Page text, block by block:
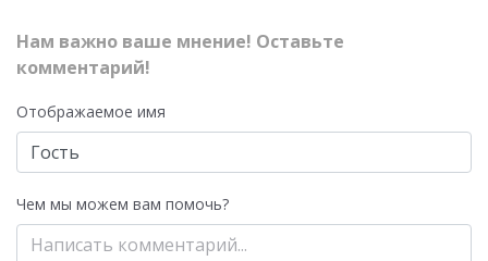
Нам важно ваше мнение! Оставьте
комментарий!
Отображаемое имя
Чем мы можем вам помочь?